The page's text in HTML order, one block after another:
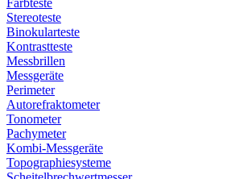
Farbteste
Stereoteste
Binokularteste
Kontrastteste
Messbrillen
Messgeräte
Perimeter
Autorefraktometer
Tonometer
Pachymeter
Kombi-Messgeräte
Topographiesysteme